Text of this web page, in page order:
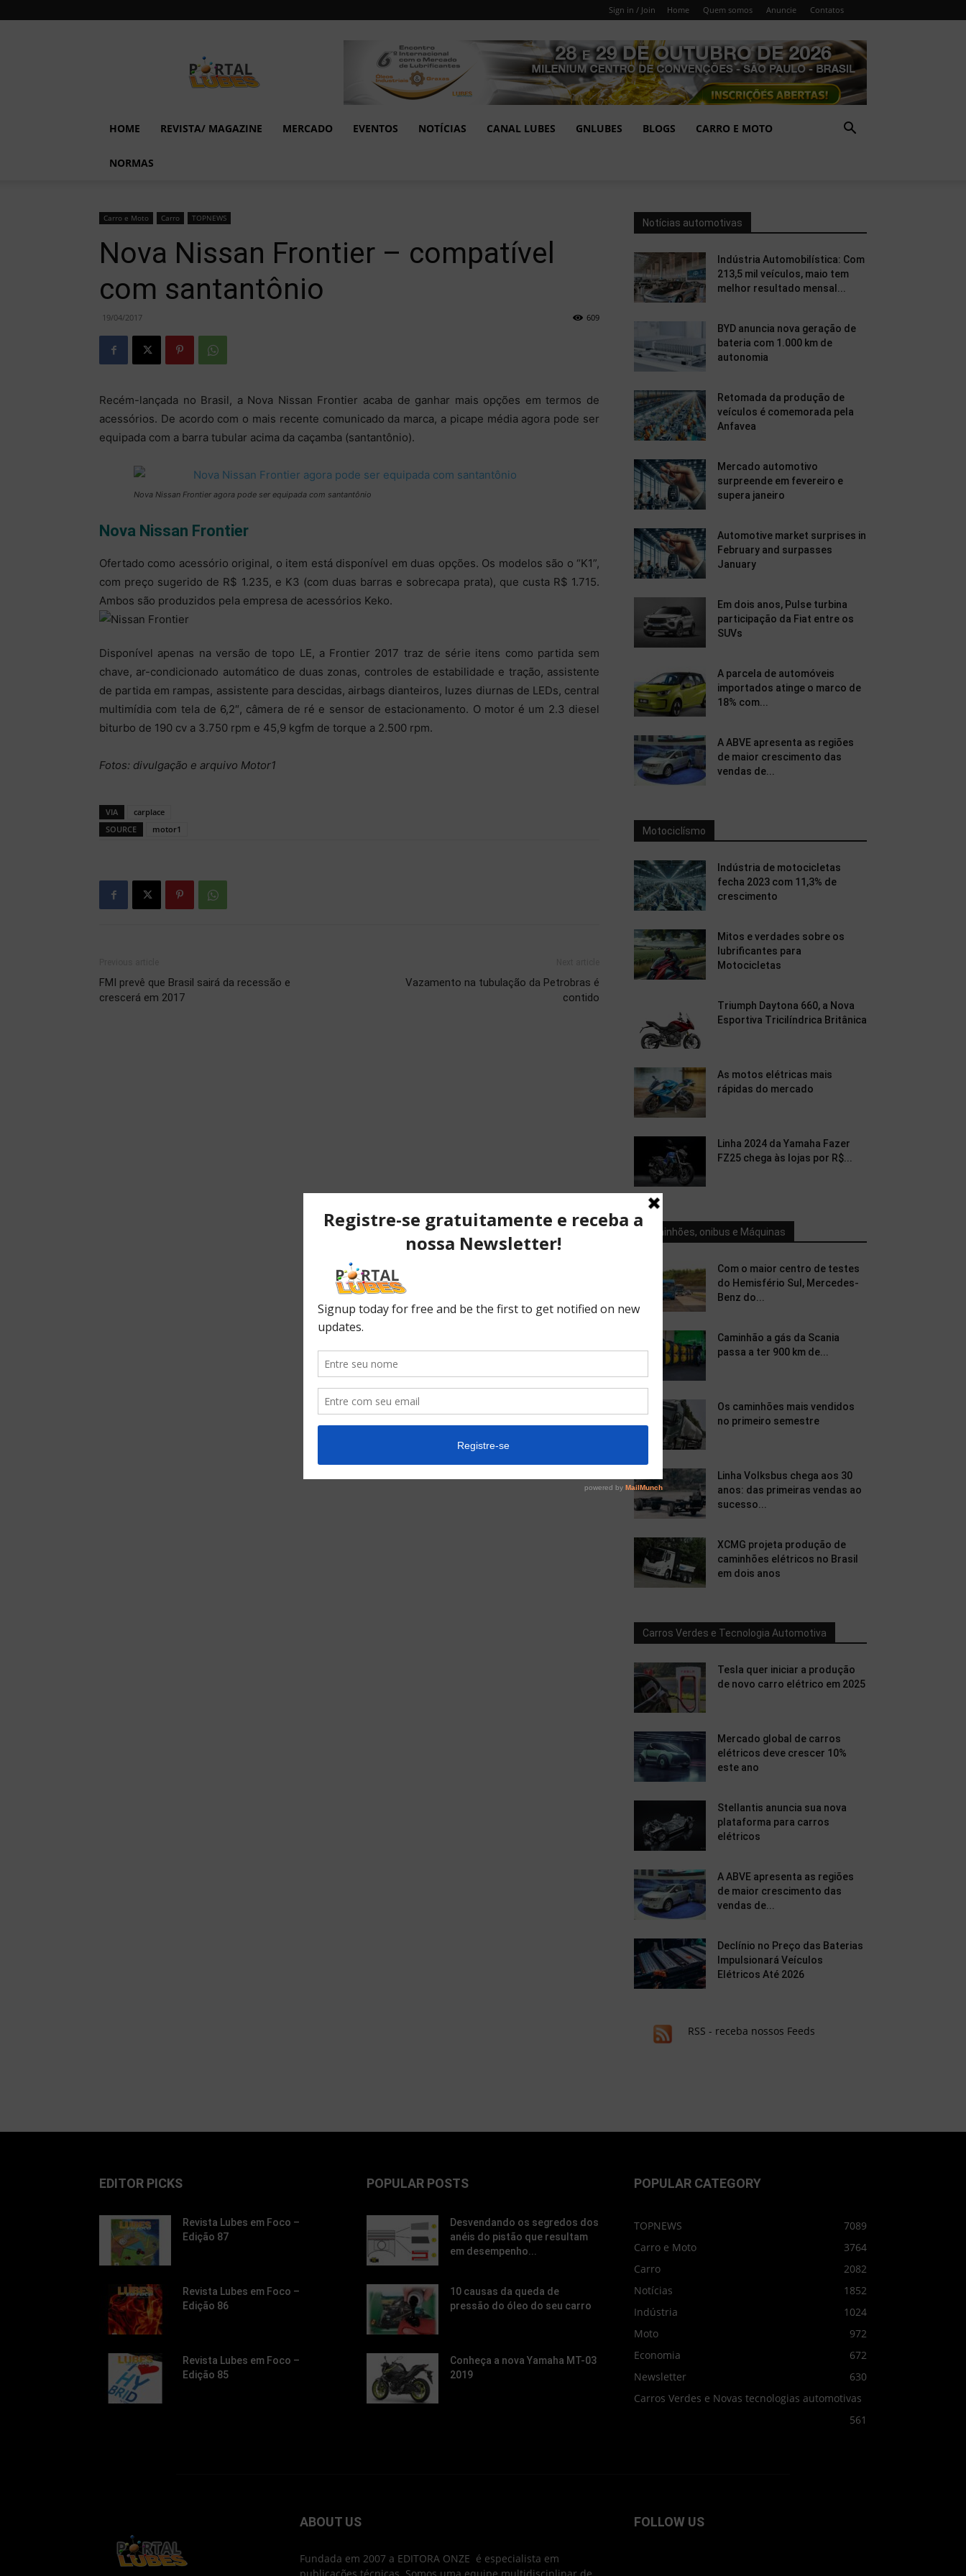
Sign in / Join Home Quem somos Anuncie Contatos
em
Foco
HOME REVISTA/ MAGAZINE MERCADO EVENTOS NOTÍCIAS CANAL LUBES GNLUBES BLOGS CARRO E MOTO
NORMAS
Carro e Moto Carro TOPNEWS
Nova Nissan Frontier – compatível
com santantônio
19/04/2017 609
Recém-lançada no Brasil, a Nova Nissan Frontier acaba de ganhar mais opções em termos de
acessórios. De acordo com o mais recente comunicado da marca, a picape média agora pode ser
equipada com a barra tubular acima da caçamba (santantônio).
Nova Nissan Frontier agora pode ser equipada com santantônio
Nova Nissan Frontier
Ofertado como acessório original, o item está disponível em duas opções. Os modelos são o “K1”,
com preço sugerido de R$ 1.235, e K3 (com duas barras e sobrecapa prata), que custa R$ 1.715.
Ambos são produzidos pela empresa de acessórios Keko.
Disponível apenas na versão de topo LE, a Frontier 2017 traz de série itens como partida sem
chave, ar-condicionado automático de duas zonas, controles de estabilidade e tração, assistente
de partida em rampas, assistente para descidas, airbags dianteiros, luzes diurnas de LEDs, central
multimídia com tela de 6,2″, câmera de ré e sensor de estacionamento. O motor é um 2.3 diesel
biturbo de 190 cv a 3.750 rpm e 45,9 kgfm de torque a 2.500 rpm.
Fotos: divulgação e arquivo Motor1
VIA
carplace
SOURCE
motor1
FMI prevê que Brasil sairá da recessão e
crescerá em 2017
Vazamento na tubulação da Petrobras é
contido
Notícias automotivas
Indústria Automobilística: Com
213,5 mil veículos, maio tem
melhor resultado mensal...
BYD anuncia nova geração de
bateria com 1.000 km de
autonomia
Retomada da produção de
veículos é comemorada pela
Anfavea
Mercado automotivo
surpreende em fevereiro e
supera janeiro
Automotive market surprises in
February and surpasses
January
Em dois anos, Pulse turbina
participação da Fiat entre os
SUVs
A parcela de automóveis
importados atinge o marco de
18% com...
A ABVE apresenta as regiões
de maior crescimento das
vendas de...
Motociclísmo
Indústria de motocicletas
fecha 2023 com 11,3% de
crescimento
Mitos e verdades sobre os
lubrificantes para
Motocicletas
Triumph Daytona 660, a Nova
Esportiva Tricilíndrica Britânica
As motos elétricas mais
rápidas do mercado
Linha 2024 da Yamaha Fazer
FZ25 chega às lojas por R$...
Caminhões, onibus e Máquinas
Com o maior centro de testes
do Hemisfério Sul, Mercedes-
Benz do...
Caminhão a gás da Scania
passa a ter 900 km de...
Os caminhões mais vendidos
no primeiro semestre
Linha Volksbus chega aos 30
anos: das primeiras vendas ao
sucesso...
XCMG projeta produção de
caminhões elétricos no Brasil
em dois anos
Carros Verdes e Tecnologia Automotiva
Tesla quer iniciar a produção
de novo carro elétrico em 2025
Mercado global de carros
elétricos deve crescer 10%
este ano
Stellantis anuncia sua nova
plataforma para carros
elétricos
A ABVE apresenta as regiões
de maior crescimento das
vendas de...
Declínio no Preço das Baterias
Impulsionará Veículos
Elétricos Até 2026
RSS - receba nossos Feeds
EDITOR PICKS
Revista Lubes em Foco –
Edição 87
Revista Lubes em Foco –
Edição 86
Revista Lubes em Foco –
Edição 85
POPULAR POSTS
Desvendando os segredos dos
anéis do pistão que resultam
em desempenho...
10 causas da queda de
pressão do óleo do seu carro
Conheça a nova Yamaha MT-03
2019
POPULAR CATEGORY
TOPNEWS
7089
Carro e Moto
3764
Carro
2082
Notícias
1852
Indústria
1024
Moto
972
Economia
672
Newsletter
630
Carros Verdes e Novas tecnologias automotivas
561
ABOUT US
Fundada em 2007 a EDITORA ONZE é especialista em
FOLLOW US